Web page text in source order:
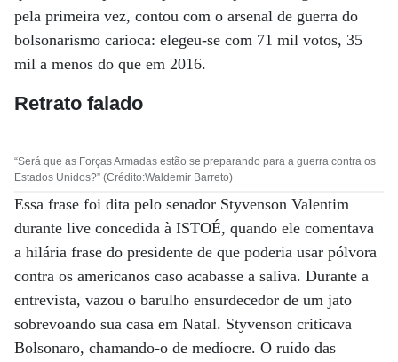
pela primeira vez, contou com o arsenal de guerra do
bolsonarismo carioca: elegeu-se com 71 mil votos, 35
mil a menos do que em 2016.
Retrato falado
“Será que as Forças Armadas estão se preparando para a guerra contra os
Estados Unidos?” (Crédito:Waldemir Barreto)
Essa frase foi dita pelo senador Styvenson Valentim
durante live concedida à ISTOÉ, quando ele comentava
a hilária frase do presidente de que poderia usar pólvora
contra os americanos caso acabasse a saliva. Durante a
entrevista, vazou o barulho ensurdecedor de um jato
sobrevoando sua casa em Natal. Styvenson criticava
Bolsonaro, chamando-o de medíocre. O ruído das